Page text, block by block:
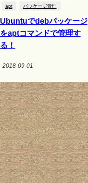
apt パッケージ管理
Ubuntuでdebパッケージ
をaptコマンドで管理す
る！
2018-09-01